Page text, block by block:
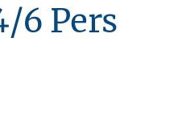
6 Pers